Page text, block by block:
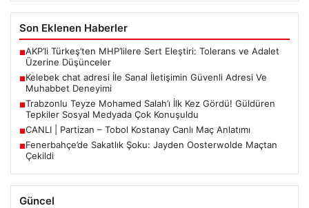
Son Eklenen Haberler
■AKP’li Türkeş’ten MHP’lilere Sert Eleştiri: Tolerans ve Adalet
Üzerine Düşünceler
■Kelebek chat adresi İle Sanal İletişimin Güvenli Adresi Ve
Muhabbet Deneyimi
■Trabzonlu Teyze Mohamed Salah’ı İlk Kez Gördü! Güldüren
Tepkiler Sosyal Medyada Çok Konuşuldu
■CANLI | Partizan – Tobol Kostanay Canlı Maç Anlatımı
■Fenerbahçe’de Sakatlık Şoku: Jayden Oosterwolde Maçtan
Çekildi
Güncel